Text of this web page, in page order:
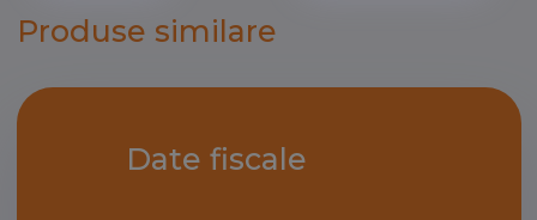
Produse similare
Date fiscale